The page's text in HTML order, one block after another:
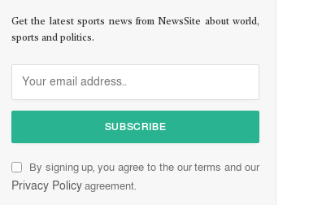
Get the latest sports news from NewsSite about world,
sports and politics.
By signing up, you agree to the our terms and our
Privacy Policyagreement.